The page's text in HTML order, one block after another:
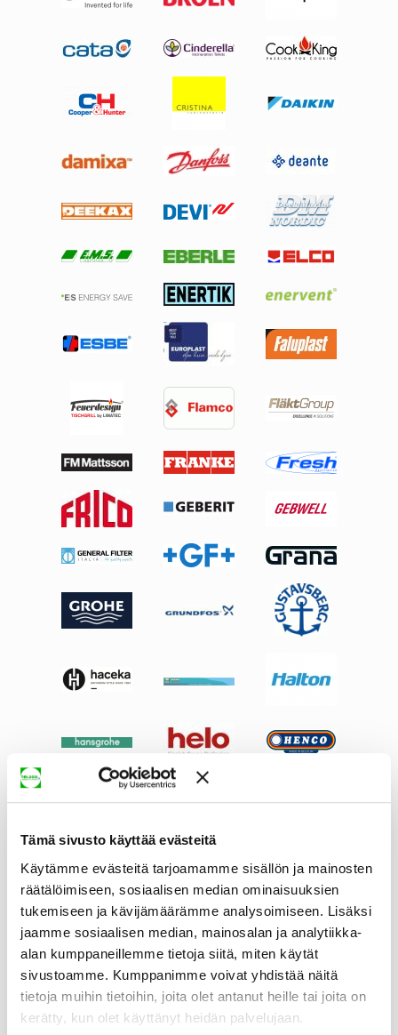
Tämä sivusto käyttää evästeitä
Käytämme evästeitä tarjoamamme sisällön ja mainosten
räätälöimiseen, sosiaalisen median ominaisuuksien
tukemiseen ja kävijämäärämme analysoimiseen. Lisäksi
jaamme sosiaalisen median, mainosalan ja analytiikka-
alan kumppaneillemme tietoja siitä, miten käytät
sivustoamme. Kumppanimme voivat yhdistää näitä
tietoja muihin tietoihin, joita olet antanut heille tai joita on
kerätty, kun olet käyttänyt heidän palvelujaan.